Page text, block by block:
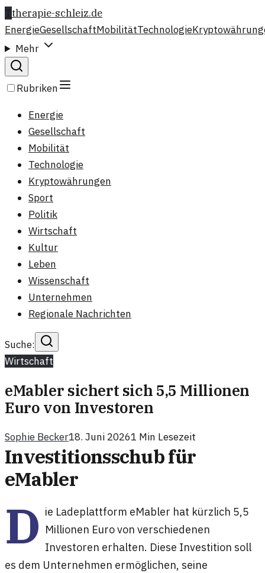
Ttherapie-schleiz.de
EnergieGesellschaftMobilitätTechnologie
Mehr
Rubriken
Energie
Gesellschaft
Mobilität
Technologie
Kryptowährungen
Sport
Politik
Wirtschaft
Kultur
Leben
Wissenschaft
Unternehmen
Regionale Nachrichten
Suche:
Wirtschaft
eMabler sichert sich 5,5 Millionen
Euro von Investoren
Sophie Becker18. Juni 20261 Min Lesezeit
Investitionsschub für
eMabler
D ie Ladeplattform eMabler hat kürzlich 5,5
Millionen Euro von verschiedenen
Investoren erhalten. Diese Investition soll
es dem Unternehmen ermöglichen, seine